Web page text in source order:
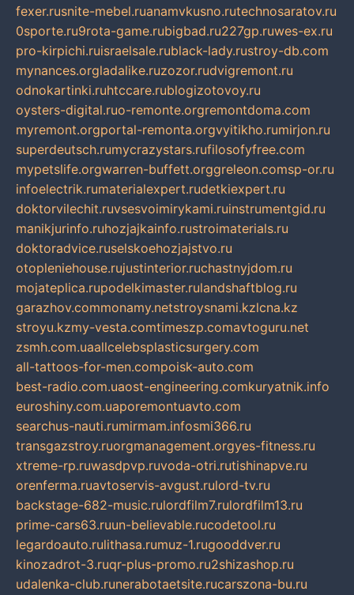
fexer.rusnite-mebel.ruanamvkusno.rutechnosaratov.ru
0sporte.ru9rota-game.rubigbad.ru227gp.ruwes-ex.ru
pro-kirpichi.ruisraelsale.rublack-lady.rustroy-db.com
mynances.orgladalike.ruzozor.rudvigremont.ru
odnokartinki.ruhtccare.rublogizotovoy.ru
oysters-digital.ruo-remonte.orgremontdoma.com
myremont.orgportal-remonta.orgvyitikho.rumirjon.ru
superdeutsch.rumycrazystars.rufilosofyfree.com
mypetslife.orgwarren-buffett.orggreleon.comsp-or.ru
infoelectrik.rumaterialexpert.rudetkiexpert.ru
doktorvilechit.ruvsesvoimirykami.ruinstrumentgid.ru
manikjurinfo.ruhozjajkainfo.rustroimaterials.ru
doktoradvice.ruselskoehozjajstvo.ru
otopleniehouse.rujustinterior.ruchastnyjdom.ru
mojateplica.rupodelkimaster.rulandshaftblog.ru
garazhov.commonamy.netstroysnami.kzlcna.kz
stroyu.kzmy-vesta.comtimeszp.comavtoguru.net
zsmh.com.uaallcelebsplasticsurgery.com
all-tattoos-for-men.compoisk-auto.com
best-radio.com.uaost-engineering.comkuryatnik.info
euroshiny.com.uaporemontuavto.com
searchus-nauti.rumirmam.infosmi366.ru
transgazstroy.ruorgmanagement.orgyes-fitness.ru
xtreme-rp.ruwasdpvp.ruvoda-otri.rutishinapve.ru
orenferma.ruavtoservis-avgust.rulord-tv.ru
backstage-682-music.rulordfilm7.rulordfilm13.ru
prime-cars63.ruun-believable.rucodetool.ru
legardoauto.rulithasa.rumuz-1.rugooddver.ru
kinozadrot-3.ruqr-plus-promo.ru2shizashop.ru
udalenka-club.runerabotaetsite.rucarszona-bu.ru